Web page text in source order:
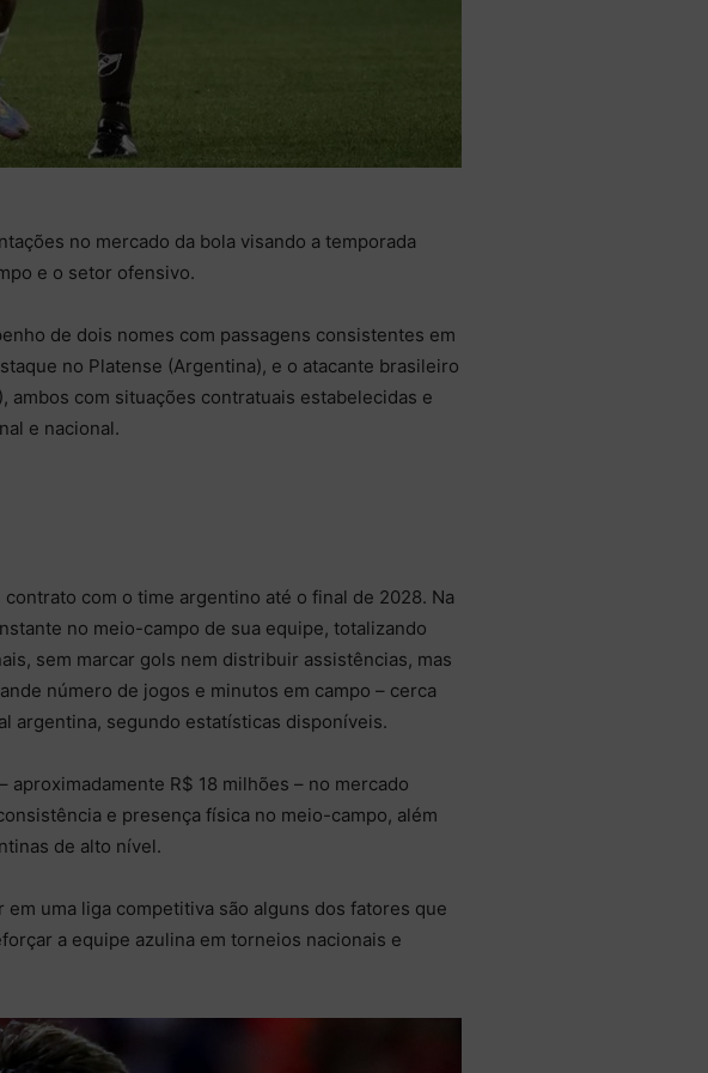
no mercado da bola visando a temporada
e o setor ofensivo.
de dois nomes com passagens consistentes em
no Platense (Argentina), e o atacante brasileiro
ambos com situações contratuais estabelecidas e
e nacional.
com o time argentino até o final de 2028. Na
no meio-campo de sua equipe, totalizando
sem marcar gols nem distribuir assistências, mas
número de jogos e minutos em campo – cerca
argentina, segundo estatísticas disponíveis.
R$ 18 milhões – no mercado
e presença física no meio-campo, além
de alto nível.
uma liga competitiva são alguns dos fatores que
a equipe azulina em torneios nacionais e